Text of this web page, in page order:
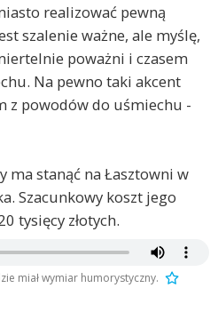
realizować pewną
szalenie ważne, ale myślę,
poważni i czasem
Na pewno taki akcent
z powodów do uśmiechu -
ma stanąć na Łasztowni w
Szacunkowy koszt jego
tysięcy złotych.
miał wymiar humorystyczny.